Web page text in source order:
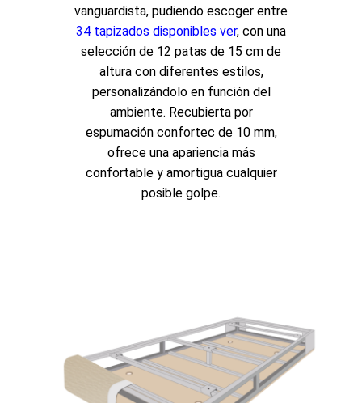
vanguardista, pudiendo escoger entre
34 tapizados disponibles ver, con una
selección de 12 patas de 15 cm de
altura con diferentes estilos,
personalizándolo en función del
ambiente. Recubierta por
espumación confortec de 10 mm,
ofrece una apariencia más
confortable y amortigua cualquier
posible golpe.